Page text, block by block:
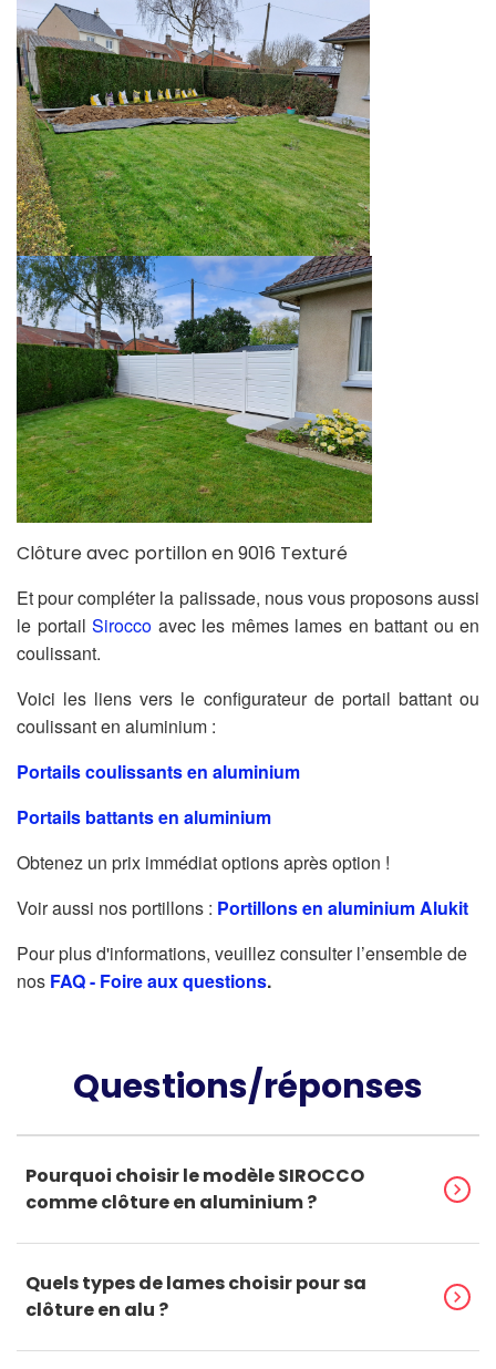
Clôture avec portillon en 9016 Texturé
Et pour compléter la palissade, nous vous proposons aussi
le portail Sirocco avec les mêmes lames en battant ou en
coulissant.
Voici les liens vers le configurateur de portail battant ou
coulissant en aluminium :
Portails coulissants en aluminium
Portails battants en aluminium
Obtenez un prix immédiat options après option !
Voir aussi nos portillons : Portillons en aluminium Alukit
Pourplus d'informations, veuillez consulter l’ensemble de
nos FAQ - Foire aux questions.
Questions/réponses
Pourquoi choisir le modèle SIROCCO
comme clôture en aluminium ?
chevron_right
Quels types de lames choisir pour sa
clôture en alu ?
chevron_right